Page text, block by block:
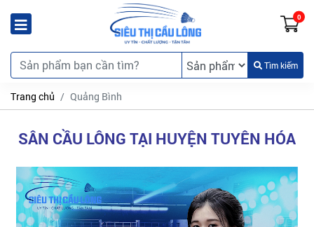
0
Tìm kiếm
Trang chủ Quảng Bình
SÂN CẦU LÔNG TẠI HUYỆN TUYÊN HÓA